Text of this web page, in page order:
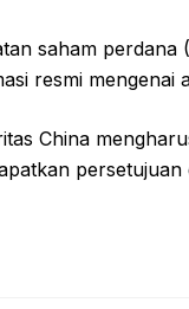
saham
resmi mengenai
China